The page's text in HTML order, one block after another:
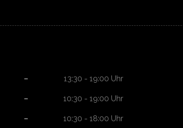
13:30 - 19:00 Uhr
10:30 - 19:00 Uhr
10:30 - 18:00 Uhr